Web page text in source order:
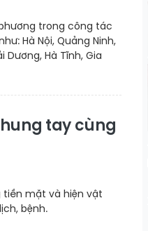
trong công tác
Hà Nội, Quảng Ninh,
Dương, Hà Tĩnh, Gia
tay cùng
tiền mặt và hiện vật
bệnh.